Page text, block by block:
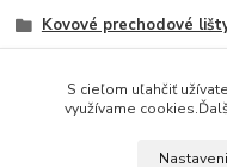
Kovové prechodové
S cieľom uľahčiť
využívame